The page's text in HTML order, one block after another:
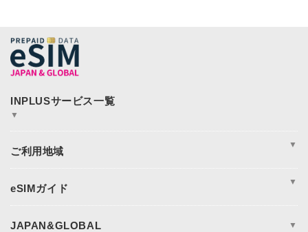
▼
365plusWi-Fi
▼
アメリカ
日本eSIM
▼
eSIM対応端末一覧
JAPAN&GLOBAL ▼